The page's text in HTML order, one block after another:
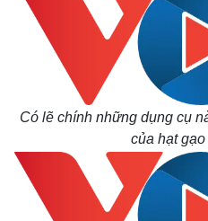
Có lẽ chính những dụng cụ
của hạt